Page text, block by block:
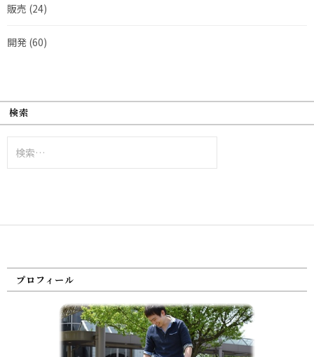
販売 (24)
開発 (60)
検索
索:
プロフィール